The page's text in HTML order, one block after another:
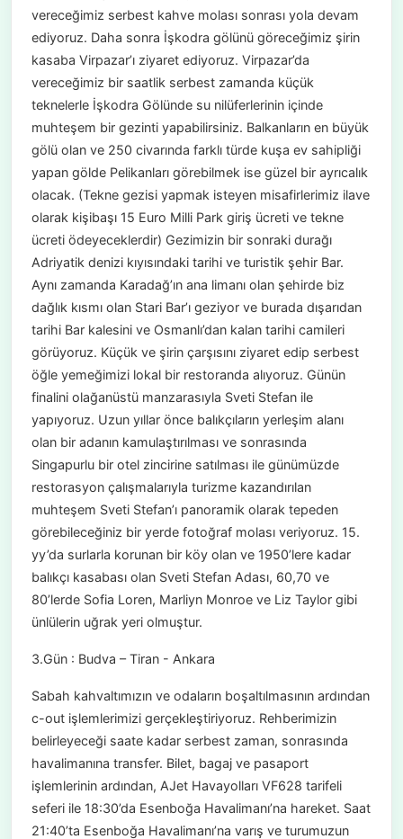
vereceğimiz serbest kahve molası sonrası yola devam
ediyoruz. Daha sonra İşkodra gölünü göreceğimiz şirin
kasaba Virpazar’ı ziyaret ediyoruz. Virpazar’da
vereceğimiz bir saatlik serbest zamanda küçük
teknelerle İşkodra Gölünde su nilüferlerinin içinde
muhteşem bir gezinti yapabilirsiniz. Balkanların en büyük
gölü olan ve 250 civarında farklı türde kuşa ev sahipliği
yapan gölde Pelikanları görebilmek ise güzel bir ayrıcalık
olacak. (Tekne gezisi yapmak isteyen misafirlerimiz ilave
olarak kişibaşı 15 Euro Milli Park giriş ücreti ve tekne
ücreti ödeyeceklerdir) Gezimizin bir sonraki durağı
Adriyatik denizi kıyısındaki tarihi ve turistik şehir Bar.
Aynı zamanda Karadağ’ın ana limanı olan şehirde biz
dağlık kısmı olan Stari Bar’ı geziyor ve burada dışarıdan
tarihi Bar kalesini ve Osmanlı’dan kalan tarihi camileri
görüyoruz. Küçük ve şirin çarşısını ziyaret edip serbest
öğle yemeğimizi lokal bir restoranda alıyoruz. Günün
finalini olağanüstü manzarasıyla Sveti Stefan ile
yapıyoruz. Uzun yıllar önce balıkçıların yerleşim alanı
olan bir adanın kamulaştırılması ve sonrasında
Singapurlu bir otel zincirine satılması ile günümüzde
restorasyon çalışmalarıyla turizme kazandırılan
muhteşem Sveti Stefan’ı panoramik olarak tepeden
görebileceğiniz bir yerde fotoğraf molası veriyoruz. 15.
yy’da surlarla korunan bir köy olan ve 1950’lere kadar
balıkçı kasabası olan Sveti Stefan Adası, 60,70 ve
80’lerde Sofia Loren, Marliyn Monroe ve Liz Taylor gibi
ünlülerin uğrak yeri olmuştur.
3.Gün : Budva – Tiran - Ankara
Sabah kahvaltımızın ve odaların boşaltılmasının ardından
c-out işlemlerimizi gerçekleştiriyoruz. Rehberimizin
belirleyeceği saate kadar serbest zaman, sonrasında
havalimanına transfer. Bilet, bagaj ve pasaport
işlemlerinin ardından, AJet Havayolları VF628 tarifeli
seferi ile 18:30’da Esenboğa Havalimanı’na hareket. Saat
21:40’ta Esenboğa Havalimanı’na varış ve turumuzun